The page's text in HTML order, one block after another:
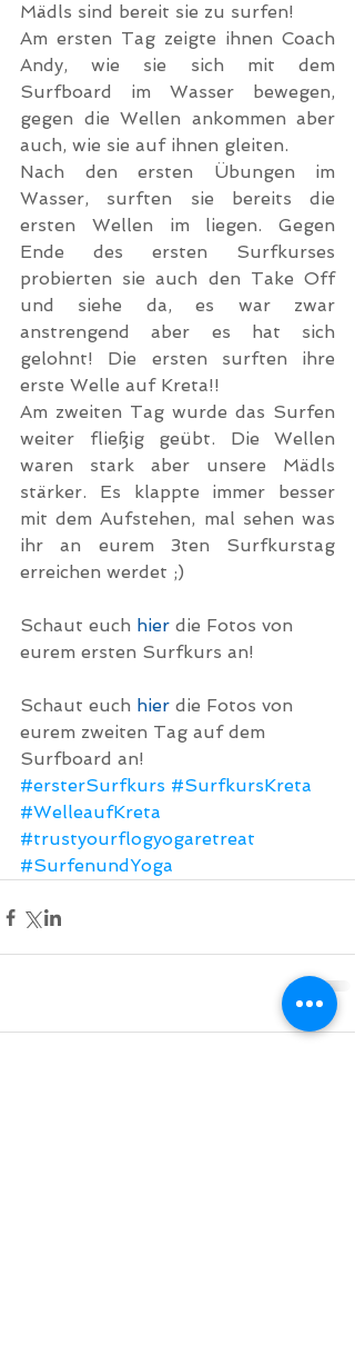
Mädls sind bereit sie zu surfen!
Am ersten Tag zeigte ihnen Coach
Andy, wie sie sich mit dem
Surfboard im Wasser bewegen,
gegen die Wellen ankommen aber
auch, wie sie auf ihnen gleiten.
Nach den ersten Übungen im
Wasser, surften sie bereits die
ersten Wellen im liegen. Gegen
Ende des ersten Surfkurses
probierten sie auch den Take Off
und siehe da, es war zwar
anstrengend aber es hat sich
gelohnt! Die ersten surften ihre
erste Welle auf Kreta!!
Am zweiten Tag wurde das Surfen
weiter fließig geübt. Die Wellen
waren stark aber unsere Mädls
stärker. Es klappte immer besser
mit dem Aufstehen, mal sehen was
ihr an eurem 3ten Surfkurstag
erreichen werdet ;)
Schaut euch hier die Fotos von
eurem ersten Surfkurs an!
Schaut euch hier die Fotos von
eurem zweiten Tag auf dem
Surfboard an!
#ersterSurfkurs #SurfkursKreta
#WelleaufKreta
#trustyourflogyogaretreat
#SurfenundYoga